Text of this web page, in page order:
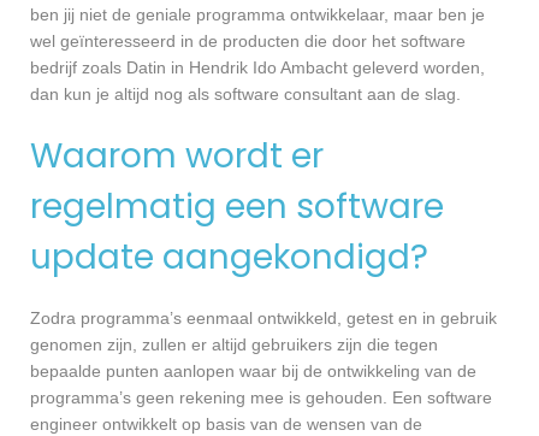
ben jij niet de geniale programma ontwikkelaar, maar ben je
wel geïnteresseerd in de producten die door het software
bedrijf zoals Datin in Hendrik Ido Ambacht geleverd worden,
dan kun je altijd nog als software consultant aan de slag.
Waarom wordt er
regelmatig een software
update aangekondigd?
Zodra programma’s eenmaal ontwikkeld, getest en in gebruik
genomen zijn, zullen er altijd gebruikers zijn die tegen
bepaalde punten aanlopen waar bij de ontwikkeling van de
programma’s geen rekening mee is gehouden. Een software
engineer ontwikkelt op basis van de wensen van de